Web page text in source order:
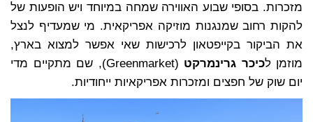
מזכרות. בסופי שבוע האווירה שמחה במיוחד ויש הופעות של
להקות רחוב שמנגנות מוזיקה אפריקאית. מי שמעדיף לנצל
את הביקור בקייפטאון לרכישות שאי אפשר למצוא בארץ,
מוזמן לכיכר גרינמרקט
(Greenmarket), שם מתקיים מדי
יום שוק של חפצים ומזכרות אפריקאיות ייחודיות.